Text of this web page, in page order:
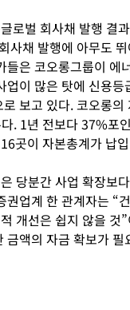
로벌 회사채 발행 결
사채 발행에 아무도
들은 코오롱그룹이 에
업이 많은 탓에 신용
보고 있다. 코오롱
. 1년 전보다 37%포
곳이 자본총계가 납
당분간 사업 확장보
권업계 한 관계자는 “
개선은 쉽지 않을 것
금액의 자금 확보가